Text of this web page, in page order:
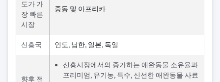
도가 가
장 빠른
시장
중동 및 아프리카
신흥국 인도, 남한, 일본, 독일
향후 전
신흥시장에서의 증가하는 애완동물 소유율과
프리미엄, 유기농, 특수, 신선한 애완동물 사료